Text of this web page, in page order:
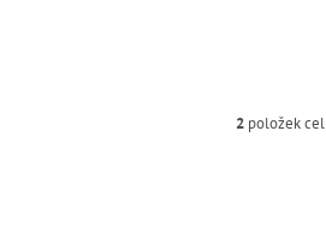
2 položek